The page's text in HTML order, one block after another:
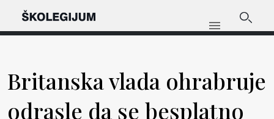
Britanska vlada ohrabruje
odrasle da se besplatno